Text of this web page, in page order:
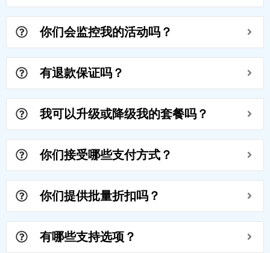
你们会监控我的活动吗？
有退款保证吗？
我可以升级或降级我的套餐吗？
你们接受哪些支付方式？
你们提供批量折扣吗？
有哪些支持选项？